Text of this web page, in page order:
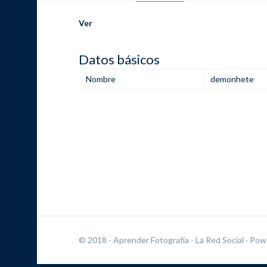
Ver
Datos básicos
Nombre demonhete
© 2018 - Aprender Fotografía - La Red Social ·